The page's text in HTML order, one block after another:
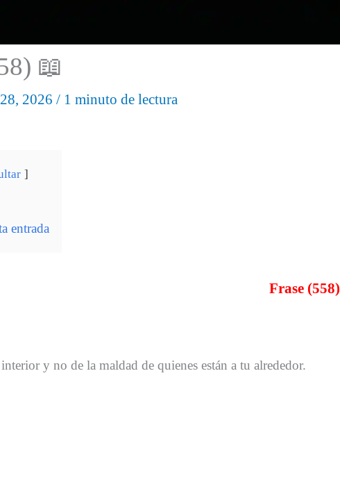
📖
2026 / 1 minuto de lectura
entrada
Frase (558)
y no de la maldad de quienes están a tu alrededor.